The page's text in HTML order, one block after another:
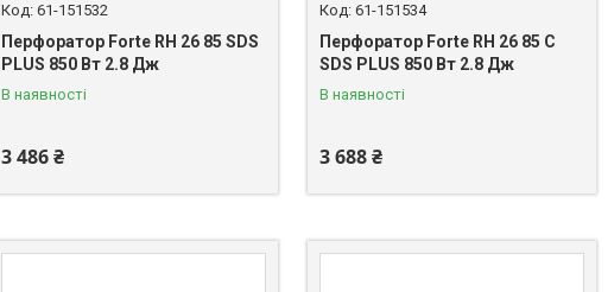
61-151532
Перфоратор Forte RH 26 85 SDS
PLUS 850 Вт 2.8 Дж
В наявності
3 486 ₴
61-151534
Перфоратор Forte RH 26 85 C
SDS PLUS 850 Вт 2.8 Дж
В наявності
3 688 ₴